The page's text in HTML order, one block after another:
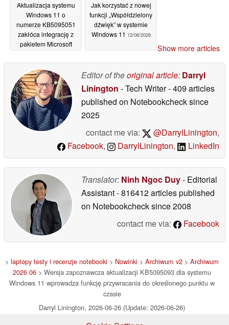
Aktualizacja systemu
Windows 11 o
numerze KB5095051
zakłóca integrację z
pakietem Microsoft
Jak korzystać z nowej
funkcji „Współdzielony
dźwięk” w systemie
Windows 11 12/06/2026
Show more articles
Editor of theoriginal article: Darryl
Linington - Tech Writer- 409 articles
published on Notebookchecksince
2025
contact me via:
@DarrylLinington,
Facebook, DarrylLinington, LinkedIn
Translator: Ninh Ngoc Duy- Editorial
Assistant- 816412 articles published
on Notebookchecksince 2008
contact me via:
Facebook
> laptopy testy i recenzje notebooki > Nowinki > Archiwum v2 > Archiwum
2026 06 > Wersja zapoznawcza aktualizacji KB5095093 dla systemu
Windows 11 wprowadza funkcję przywracania do określonego punktu w
czasie
Darryl Linington, 2026-06-26 (Update: 2026-06-26)